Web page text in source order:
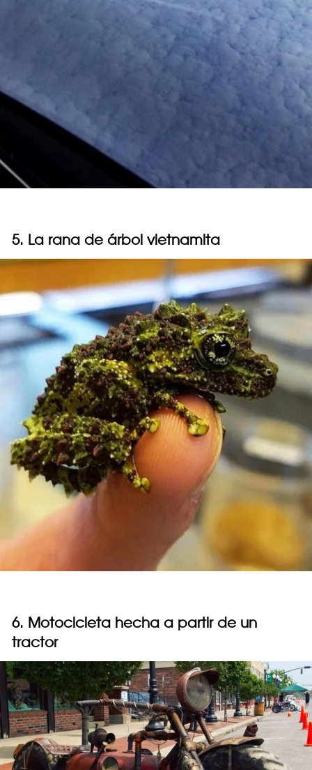
5. La rana de árbol vietnamita
6. Motocicleta hecha a partir de un
tractor